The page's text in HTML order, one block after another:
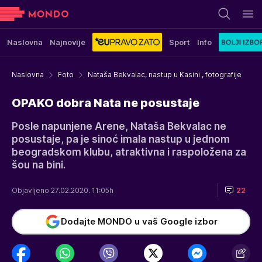
Naslovna Najnovije Sport Info
Naslovna Foto Nataša Bekvalac, nastup u Kasini , fotografije
OPAKO dobra Nata ne posustaje
Posle napunjene Arene, Nataša Bekvalac ne
posustaje, pa je sinoć imala nastup u jednom
beogradskom klubu, atraktivna i raspoložena za
šou na bini.
Objavljeno 27.02.2020. 11:05h 22
Dodajte MONDO u vaš Google izbor